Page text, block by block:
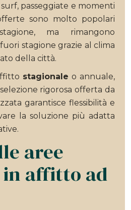
passeggiate e momenti
sono molto popolari
ma rimangono
stagione grazie al clima
della città.
stagionale o annuale,
rigorosa offerta da
garantisce flessibilità e
la soluzione più adatta
aree
affitto ad